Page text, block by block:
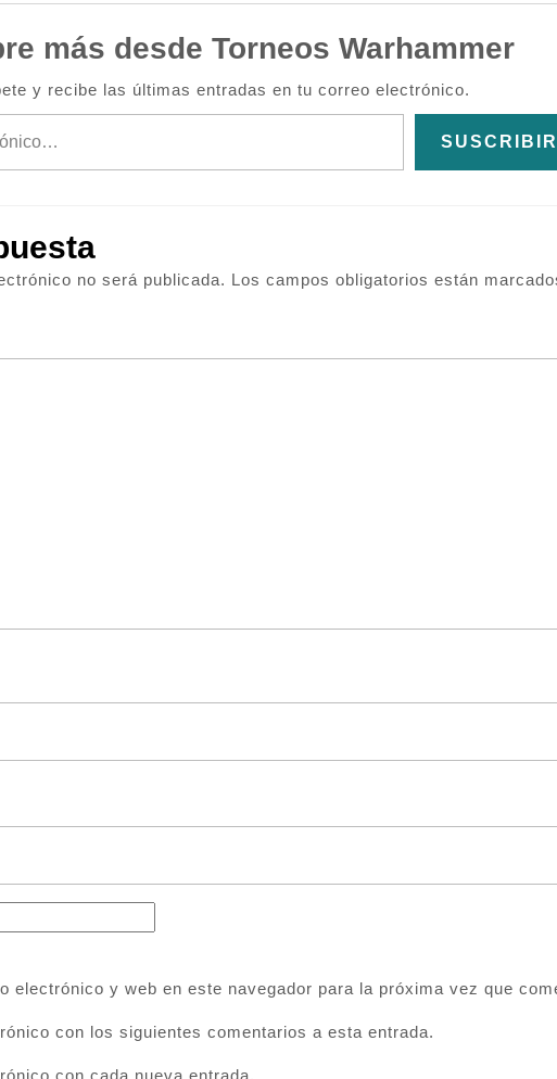
más desde Torneos Warhammer
y recibe las últimas entradas en tu correo electrónico.
no será publicada. Los campos obligatorios están
electrónico y web en este navegador para la próxima vez que
con los siguientes comentarios a esta entrada.
con cada nueva entrada.